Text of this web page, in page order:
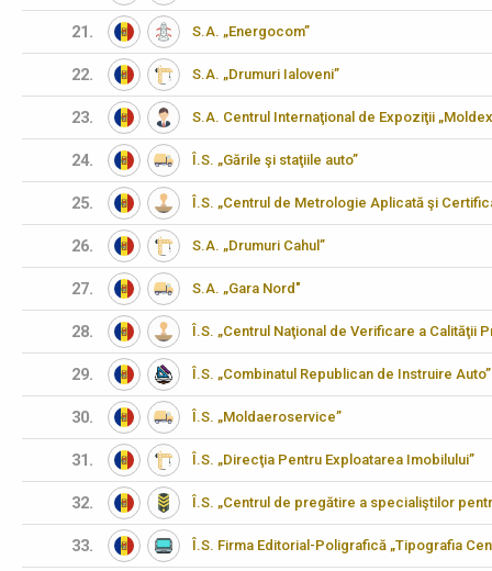
21. S.A. „Energocom”
22. S.A. „Drumuri Ialoveni”
23. S.A. Centrul Internaţional de Expoziţii
24. Î.S. „Gările şi staţiile auto”
25. Î.S. „Centrul de Metrologie Aplicată şi
26. S.A. „Drumuri Cahul”
27. S.A. „Gara Nord"
28. Î.S. „Centrul Naţional de Verificare a Calităţii
29. Î.S. „Combinatul Republican de Instruire Auto”
30. Î.S. „Moldaeroservice”
31. Î.S. „Direcţia Pentru Exploatarea Imobilului”
32. Î.S. „Centrul de pregătire a specialiştilor
33. Î.S. Firma Editorial-Poligrafică „Tipografia